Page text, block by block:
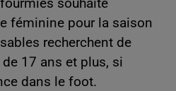
souhaite
féminine pour la saison
recherchent de
17 ans et plus, si
dans le foot.